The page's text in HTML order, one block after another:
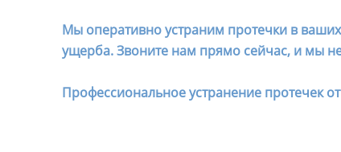
Мы оперативно устраним протечки в
ущерба. Звоните нам прямо сейчас, и мы
Профессиональное устранение протечек